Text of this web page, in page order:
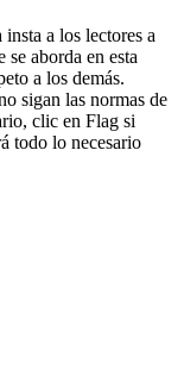
a los lectores a
se aborda en esta
a los demás.
sigan las normas de
clic en Flag si
todo lo necesario